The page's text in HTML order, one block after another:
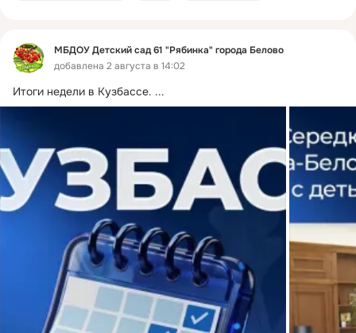
МБДОУ Детский сад 61 "Рябинка" города Белово
добавлена 2 августа в 14:02
Итоги недели в Кузбассе. ...